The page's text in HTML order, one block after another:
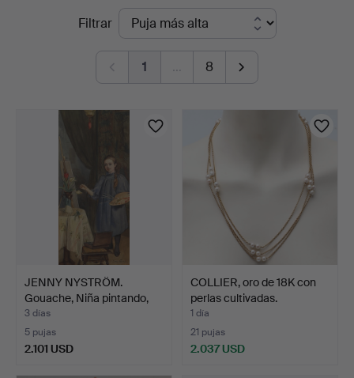
Ekenbergs
Auktioner
SubastasFiltrar
1 … 8
JENNY NYSTRÖM.
Gouache, Niña pintando,
fir…
3 días
5 pujas
2.101 USD
COLLIER, oro de 18K con
perlas cultivadas.
1 día
21 pujas
2.037 USD